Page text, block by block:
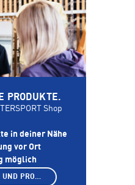
PRODUKTE.
Shop
in deiner Nähe
vor Ort
möglich
SHOP AUSWÄHLEN UND PRODUKTE ANZEIGEN